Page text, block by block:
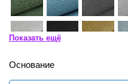
Показать ещё
Основание